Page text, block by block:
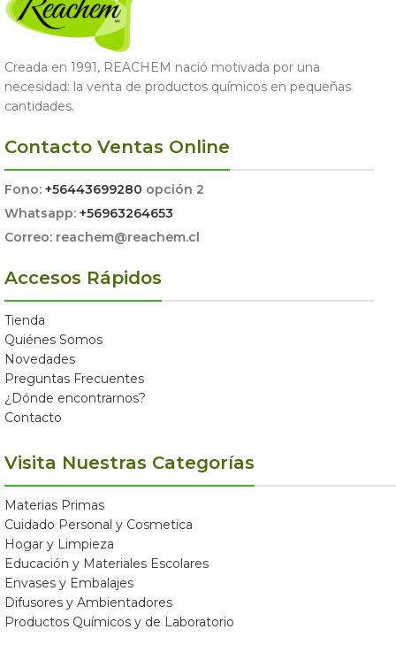
Creada en 1991, REACHEM nació motivada por una
necesidad: la venta de productos químicos en pequeñas
cantidades.
Contacto Ventas Online
Fono: +56443699280 opción 2
Whatsapp: +56963264653
Correo: reachem@reachem.cl
Accesos Rápidos
Tienda
Quiénes Somos
Novedades
Preguntas Frecuentes
¿Dónde encontrarnos?
Contacto
Visita Nuestras Categorías
Materias Primas
Cuidado Personal y Cosmetica
Hogar y Limpieza
Educación y Materiales Escolares
Envases y Embalajes
Difusores y Ambientadores
Productos Químicos y de Laboratorio